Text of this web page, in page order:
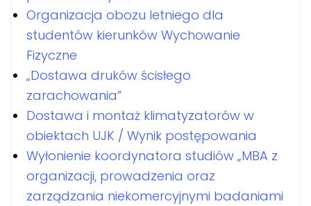
Organizacja obozu letniego dla
studentów kierunków Wychowanie
Fizyczne
„Dostawa druków ścisłego
zarachowania”
Dostawa i montaż klimatyzatorów w
obiektach UJK / Wynik postępowania
Wyłonienie koordynatora studiów „MBA z
organizacji, prowadzenia oraz
zarządzania niekomercyjnymi badaniami